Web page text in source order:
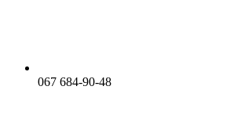
067 684-90-48